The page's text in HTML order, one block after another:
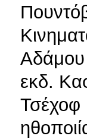
Αδάμου
εκδ.
Τσέχοφ